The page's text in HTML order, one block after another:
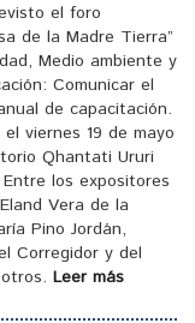
el foro
de la Madre Tierra”
Medio ambiente y
Comunicar el
de capacitación.
viernes 19 de mayo
Qhantati Ururi
los expositores
Vera de la
Pino Jordán,
Corregidor y del
Leer más